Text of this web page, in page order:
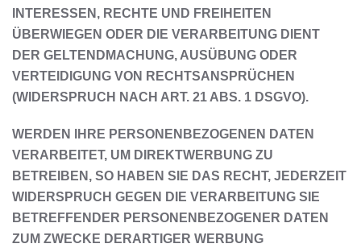
INTERESSEN, RECHTE UND FREIHEITEN
ÜBERWIEGEN ODER DIE VERARBEITUNG DIENT
DER GELTENDMACHUNG, AUSÜBUNG ODER
VERTEIDIGUNG VON RECHTSANSPRÜCHEN
(WIDERSPRUCH NACH ART. 21 ABS. 1 DSGVO).
WERDEN IHRE PERSONENBEZOGENEN DATEN
VERARBEITET, UM DIREKTWERBUNG ZU
BETREIBEN, SO HABEN SIE DAS RECHT, JEDERZEIT
WIDERSPRUCH GEGEN DIE VERARBEITUNG SIE
BETREFFENDER PERSONENBEZOGENER DATEN
ZUM ZWECKE DERARTIGER WERBUNG